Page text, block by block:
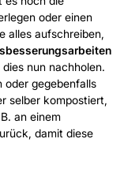
oder einen
alles aufschreiben,
nun nachholen.
oder gegebenfalls
selber kompostiert,
an einem
damit diese